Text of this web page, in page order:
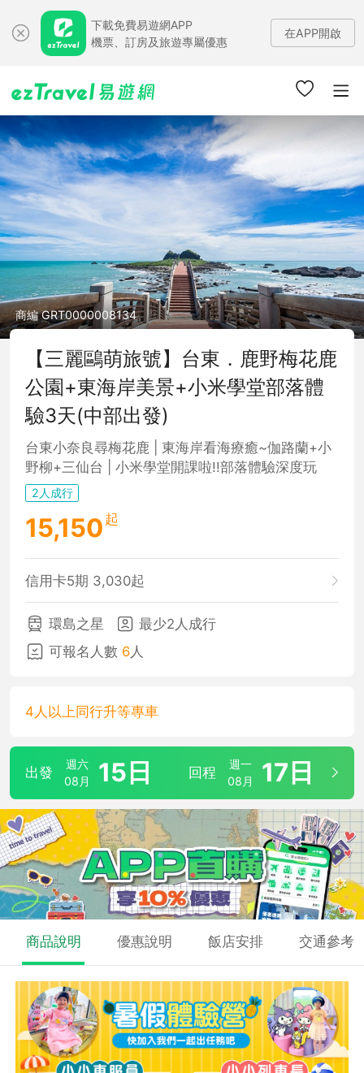
下載免費易遊網APP
機票、訂房及旅遊專屬優惠
在APP開啟
商編 GRT0000008134
【三麗鷗萌旅號】台東．鹿野梅花鹿
公園+東海岸美景+小米學堂部落體
驗3天(中部出發)
台東小奈良尋梅花鹿 | 東海岸看海療癒~伽路蘭+小
野柳+三仙台 | 小米學堂開課啦!!部落體驗深度玩
2人成行
15,150 起
信用卡5期 3,030起
環島之星
最少2人成行
可報名人數 6人
4人以上同行升等專車
出發
週六
08月
15日 回程
週一
08月
17日
商品說明 優惠說明 飯店安排 交通參考